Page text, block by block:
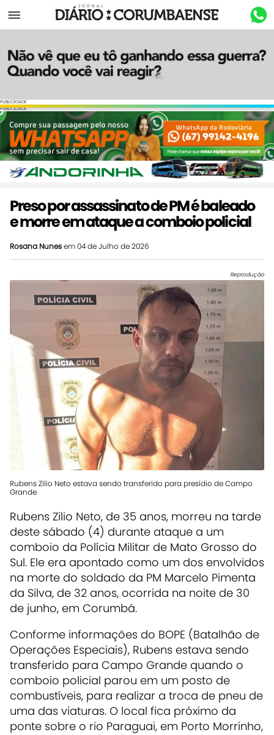
Menu
PUBLICIDADE
PUBLICIDADE
Preso por assassinato de PM é baleado
e morre em ataque a comboio policial
Rosana Nunesem 04 de Julho de 2026
Reprodução
Rubens Zilio Neto estava sendo transferido para presídio de Campo
Grande
Rubens Zilio Neto, de 35 anos, morreu na tarde
deste sábado (4) durante ataque a um
comboio da Polícia Militar de Mato Grosso do
Sul. Ele era apontado como um dos envolvidos
na morte do soldado da PM Marcelo Pimenta
da Silva, de 32 anos, ocorrida na noite de 30
de junho, em Corumbá.
Conforme informações do BOPE (Batalhão de
Operações Especiais), Rubens estava sendo
transferido para Campo Grande quando o
comboio policial parou em um posto de
combustíveis, para realizar a troca de pneu de
uma das viaturas. O local fica próximo da
ponte sobre o rio Paraguai, em Porto Morrinho,